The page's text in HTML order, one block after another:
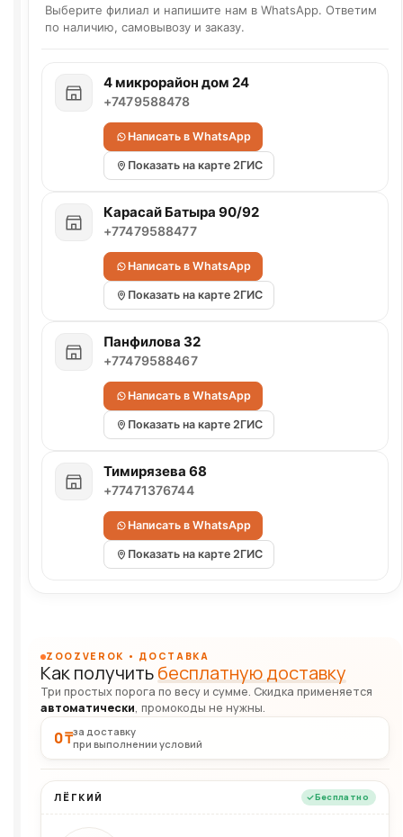
Выберите филиал и напишите нам в WhatsApp. Ответим
по наличию, самовывозу и заказу.
4 микрорайон дом 24
+7479588478
Написать в WhatsApp
Показать на карте 2ГИС
Карасай Батыра 90/92
+77479588477
Написать в WhatsApp
Показать на карте 2ГИС
Панфилова 32
+77479588467
Написать в WhatsApp
Показать на карте 2ГИС
Тимирязева 68
+77471376744
Написать в WhatsApp
Показать на карте 2ГИС
ZOOZVEROK • ДОСТАВКА
Как получитьбесплатную доставку
Три простых порога по весу и сумме. Скидка применяется
автоматически, промокоды не нужны.
0 ₸за доставку
при выполнении условий
ЛЁГКИЙ Бесплатно